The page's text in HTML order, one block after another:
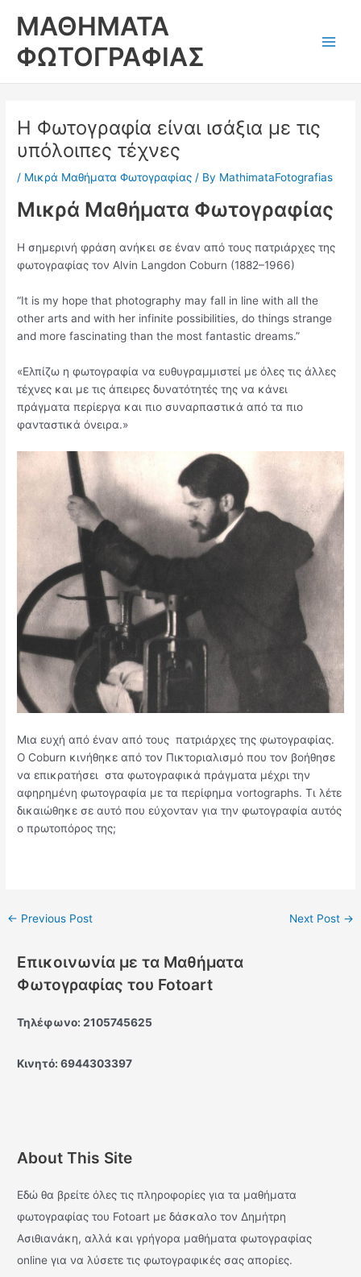
ΜΑΘΗΜΑΤΑ
ΦΩΤΟΓΡΑΦΙΑΣ
Η Φωτογραφία είναι ισάξια με τις
υπόλοιπες τέχνες
/ Μικρά Μαθήματα Φωτογραφίας / By MathimataFotografias
Μικρά Μαθήματα Φωτογραφίας
Η σημερινή φράση ανήκει σε έναν από τους πατριάρχες της
φωτογραφίας τον Alvin Langdon Coburn (1882–1966)
“It is my hope that photography may fall in line with all the
other arts and with her infinite possibilities, do things strange
and more fascinating than the most fantastic dreams.”
«Ελπίζω η φωτογραφία να ευθυγραμμιστεί με όλες τις άλλες
τέχνες και με τις άπειρες δυνατότητές της να κάνει
πράγματα περίεργα και πιο συναρπαστικά από τα πιο
φανταστικά όνειρα.»
Μια ευχή από έναν από τους πατριάρχες της φωτογραφίας.
Ο Coburn κινήθηκε από τον Πικτοριαλισμό που τον βοήθησε
να επικρατήσει στα φωτογραφικά πράγματα μέχρι την
αφηρημένη φωτογραφία με τα περίφημα vortographs. Τι λέτε
δικαιώθηκε σε αυτό που εύχονταν για την φωτογραφία αυτός
ο πρωτοπόρος της;
← Previous Post Next Post →
Επικοινωνία με τα Μαθήματα
Φωτογραφίας του Fotoart
Τηλέφωνο: 2105745625
Κινητό: 6944303397
About This Site
Εδώ θα βρείτε όλες τις πληροφορίες για τα μαθήματα
φωτογραφίας του Fotoart με δάσκαλο τον Δημήτρη
Ασιθιανάκη, αλλά και γρήγορα μαθήματα φωτογραφίας
online για να λύσετε τις φωτογραφικές σας απορίες.